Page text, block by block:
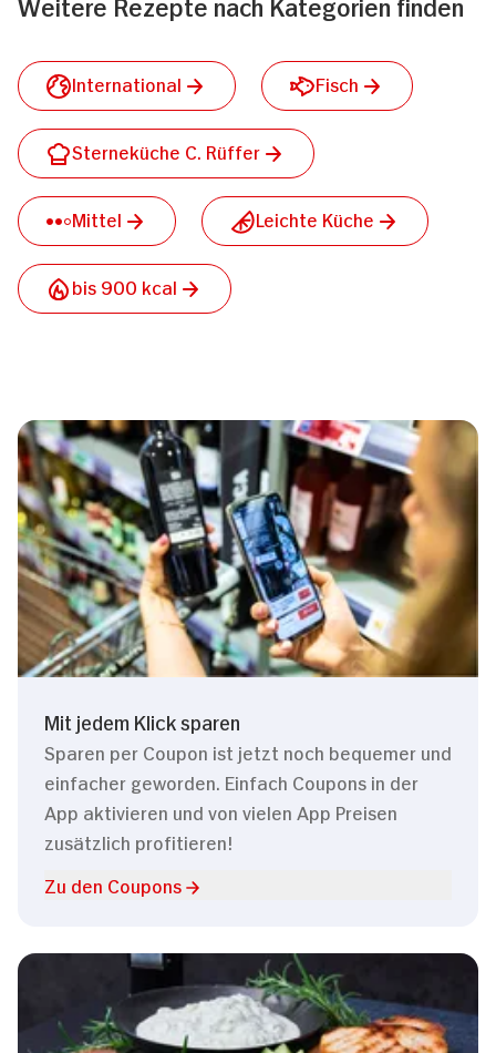
International Fisch
Sterneküche C. Rüffer
Mittel Leichte Küche
bis 900 kcal
Mit jedem Klick sparen
Sparen per Coupon ist jetzt noch bequemer und
einfacher geworden. Einfach Coupons in der
App aktivieren und von vielen App Preisen
zusätzlich profitieren!
Zu den Coupons